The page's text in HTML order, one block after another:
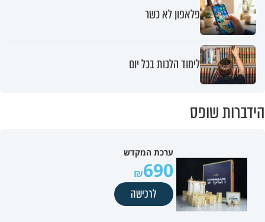
פלאפון לא כשר
לימוד הלכות בכל יום
הידברות שופס
ערכת המקדש
690
לרכישה